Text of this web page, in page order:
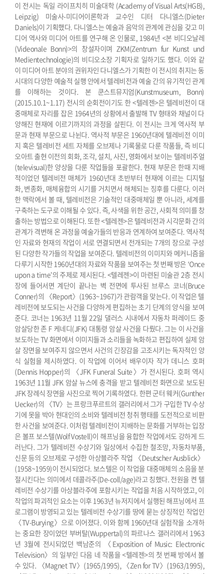
이 전시는 독일 라이프치히 미술대학 (Academy of Visual Arts(HGB),
Leipzig) 미술사-미디어이론학과 교수인 디터 다니엘스(Dieter
Daniels)이 기획했다. 다니엘스는 예술과 음악의 관계에 관심을 갖고 미
디어 역사와 미디어 아트를 연구해 온 인물로, 1984년 <본 비디오날레
(Videonale Bonn)>의 창설자이며 ZKM(Zentrum fur Kunst und
Medientechnologie)의 비디오소장 기획자로 일하기도 했다. 이와 같
이 미디어 아트 분야의 권위자인 다니엘스가 기획한 이 전시의 취지는 동
시대의 다양한 예술적 실행 안에서 텔레비전과 예술 간의 유기적인 관계
를 이해하는 것이다. 본 쿤스트뮤지엄(Kunstmuseum, Bonn)
(2015.10.1~1.17) 전시의 순회전이기도 한 <텔레젠>은 텔레비전이 대
중매체로 자리를 잡은 1964년의 상황에서 출발해 TV 형태와 채널이 다
양해진 현재에 이르기까지의 과정을 살핀다. 이 전시는 크게 역사적 부
문과 현재 부문으로 나뉜다. 역사적 부문은 1960년대에 텔레비전 이미
지 혹은 텔레비전 세트 자체를 오브제나 기록물로 다룬 작품들, 즉 비디
오아트 출현 이전의 회화, 조각, 설치, 사진, 영화에서 보이는 텔레비주얼
(televisual)한 양상을 다룬 작업들을 포괄한다. 현재 부문은 한때 지배
적이었던 텔레비전 매체가 1960년대 초반부터 현재에 이르는 디지털
화, 변종화, 매체융합의 시기를 거치면서 해체되는 징후를 다룬다. 이러
한 맥락에서 볼 때, 텔레비전은 기술적인 대중매체일 뿐 아니라, 세계를
구축하는 도구로 이해될 수 있다. 즉, 사색을 위한 공간, 사회적 의미를 창
출하는 방법으로 이해된다.또한 <텔레젠>은 텔레비전과 시각문화 간의
관계가 격변해 온 과정을 예술가들의 반응과 연계하여 보여준다. 역사적
인 자료와 현재의 작업이 서로 연결되면서 전개되는 7개의 장으로 구성
된 다양한 작가들의 작업을 보여준다. 텔레비전의 이미지와 메커니즘을
다루기 시작한 1960년대의 자료와 작품을 보여주는 첫 번째 방은 ‘Once
upon a time’의 주제로 제시된다. <텔레젠>이 마련된 미술관 2층 전시
장에 들어서면 계단이 끝나는 벽 전면에 투사된 브루스 코너(Bruce
Conner)의 〈Report〉(1963~1967)가 관람객을 맞는다. 이 작업은 텔
레비전에 보도되는 사건을 다양하게 편집하는 초기 단계의 양식을 보여
준다. 코너는 1963년 11월 22일 댈러스 시내에서 자동차 퍼레이드 중
암살당한 존 F 케네디(JFK) 대통령 암살 사건을 다뤘다. 그는 이 사건을
보도하는 TV 화면에서 이미지들과 소리들을 녹화하고 편집하여 실제 암
살 장면을 보여주지 않으면서 사건의 긴장감을 고조시키는 독자적인 양
식 실험을 제시하였다. 이 작업에 이어서 배우이자 작가 데니스 호퍼
(Dennis Hopper)의 〈JFK Funeral Suite〉가 전시된다. 호퍼 역시
1963년 11월 JFK 암살 뉴스에 충격을 받고 텔레비전 화면으로 보도된
JFK 장례식 장면을 사진으로 찍어 기록하였다. 한편 군터 웨커(Gunther
Uecker)의 〈TV〉는 프랑크푸르트의 갤러리에서 그가 구입한 TV 수상
기에 못을 박아 현대인의 소비와 텔레비전 청취 행태를 도전적으로 비판
한 사건을 보여준다. 이처럼 텔레비전이 지배하는 문화를 거부하는 입장
은 볼프 보스텔(Wolf Vostell)이 해프닝을 융합한 작업에서도 강하게 드
러난다. 그가 텔레비전 수상기와 일상에서 수집한 철조망, 자동차부품,
신문 등의 오브제로 구성한 아상블라주 작업 〈Deutscher Ausblick〉
(1958~1959)이 전시되었다. 보스텔은 이 작업을 대중매체의 소음을 분
절시킨다는 의미에서 데콜라주(De-coll/age)라고 칭했다. 전원을 켠 텔
레비전 수상기를 아상블라주에 포함시키는 작업을 처음 시작하였고, 이
작업의 파괴적인 요소는 이후 1963년 뉴저지에서 실행된 해프닝에서 프
로그램이 방영되고 있는 텔레비전 수상기를 땅에 묻는 상징적인 작업인
〈TV-Burying〉으로 이어졌다. 이와 함께 1960년대 실험작을 소개하
는 중요한 장이었던 부버탈(Wuppertal)의 파르나스 갤러리에서 1963
년 3월에 전시되었던 백남준의 〈Exposition of Music: Electronic
Television〉의 일부인 다음 네 작품을 <텔레젠>의 첫 번째 방에서 볼
수 있다. 〈Magnet TV〉(1965/1995), 〈Zen for TV〉(1963/1995),